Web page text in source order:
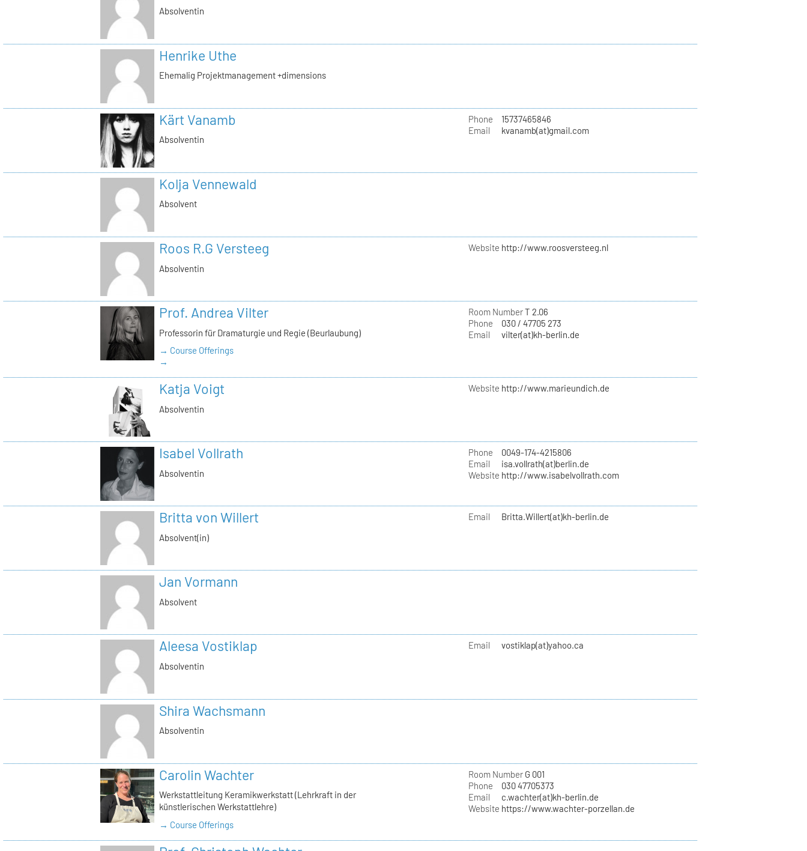
Absolventin
Henrike Uthe
Ehemalig Projektmanagement +dimensions
Kärt Vanamb
Absolventin
Phone
15737465846
Email
kvanamb(at)gmail.com
Kolja Vennewald
Absolvent
Roos R.G Versteeg
Absolventin
Website http://www.roosversteeg.nl
Prof. Andrea Vilter
Professorin für Dramaturgie und Regie (Beurlaubung)
→ Course Offerings
→
Room NumberT 2.06
Phone
030 / 47705 273
Email
vilter(at)kh-berlin.de
Katja Voigt
Absolventin
Website http://www.marieundich.de
Isabel Vollrath
Absolventin
Phone
0049-174-4215806
Email
isa.vollrath(at)berlin.de
Website http://www.isabelvollrath.com
Britta von Willert
Absolvent(in)
Email Britta.Willert(at)kh-berlin.de
Jan Vormann
Absolvent
Aleesa Vostiklap
Absolventin
Email vostiklap(at)yahoo.ca
Shira Wachsmann
Absolventin
Carolin Wachter
Werkstattleitung Keramikwerkstatt (Lehrkraft in der
künstlerischen Werkstattlehre)
→ Course Offerings
Room NumberG 001
Phone
030 47705373
Email
c.wachter(at)kh-berlin.de
Website https://www.wachter-porzellan.de